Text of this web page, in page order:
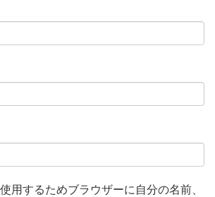
用するためブラウザーに自分の名前、